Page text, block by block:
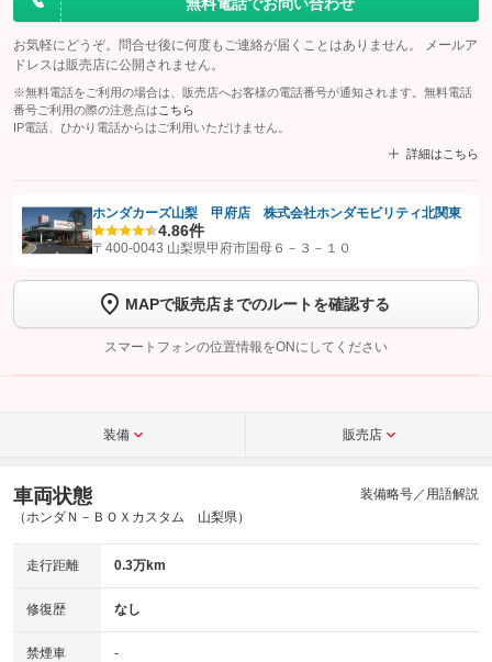
お気軽にどうぞ。問合せ後に何度もご連絡が届くことはありません。 メールア
ドレスは販売店に公開されません。
※無料電話をご利用の場合は、販売店へお客様の電話番号が通知されます。無料電話
番号ご利用の際の注意点は こちら
IP電話、ひかり電話からはご利用いただけません。
詳細はこちら
【STEP1】認証画面でグーネットを友だち追加してから「許可する」ボタンを押
トーク画面で
ボタンをタップして問い合わせを
完了してください。
こちら
ホンダカーズ山梨 甲府店 株式会社ホンダモビリティ北関東
4.86件
〒400-0043 山梨県甲府市国母６－３－１０
MAPで販売店までのルートを確認する
スマートフォンの位置情報をONにしてください
装備 販売店
車両状態
（ホンダＮ－ＢＯＸカスタム 山梨県）
装備略号／用語解説
走行距離 0.3万km
修復歴 なし
禁煙車 -